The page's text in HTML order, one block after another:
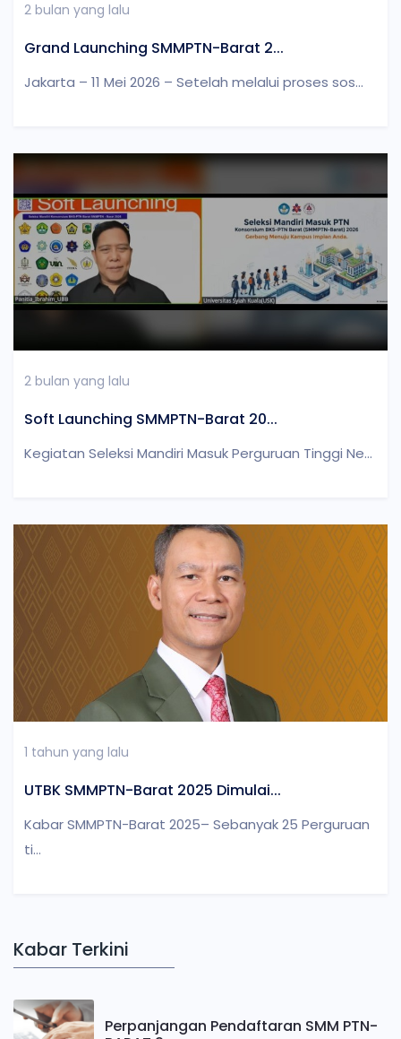
2 bulan yang lalu
Grand Launching SMMPTN-Barat 2...
Jakarta – 11 Mei 2026 – Setelah melalui proses sos...
2 bulan yang lalu
Soft Launching SMMPTN-Barat 20...
Kegiatan Seleksi Mandiri Masuk Perguruan Tinggi Ne...
1 tahun yang lalu
UTBK SMMPTN-Barat 2025 Dimulai...
Kabar SMMPTN-Barat 2025– Sebanyak 25 Perguruan
ti...
Kabar Terkini
Perpanjangan Pendaftaran SMM PTN-